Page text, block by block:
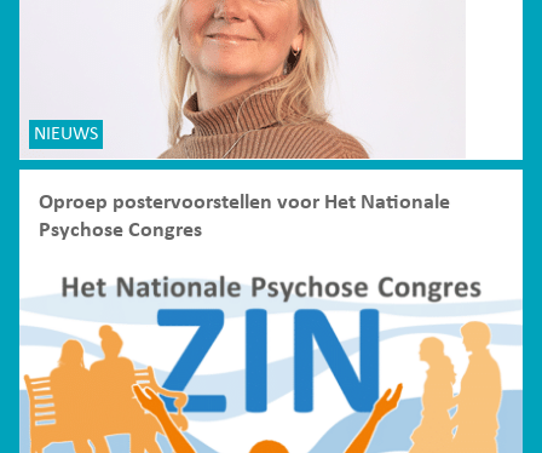
NIEUWS
Oproep postervoorstellen voor Het Nationale
Psychose Congres